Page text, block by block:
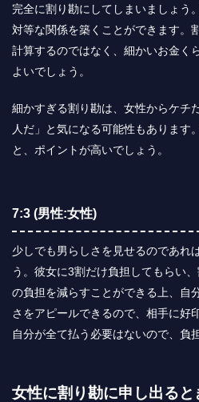
完全に割り勘にしてしまいましょう
対等な関係を築くことができます。
計算するのではなく、細かいお金く
よいでしょう。
細かすぎる割り勘は、女性からケチ
人だ」と気になる可能性もあります
と、ポイントが高いでしょう。
7:3 (男性:女性)
少しでも男らしさを見せるのであれ
う。彼女に3割だけ負担してもらい
の負担を減らすことができる上、自
さをアピールできるので、相手に好
自分が全て払う必要はないので、負
女性に割り勘に申し出る